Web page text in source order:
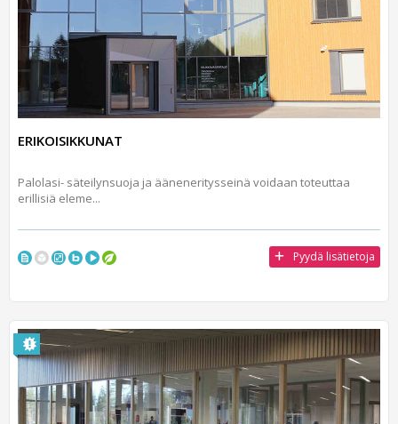
ERIKOISIKKUNAT
Palolasi- säteilynsuoja ja ääneneritysseinä voidaan toteuttaa
erillisiä eleme...
Pyydä lisätietoja